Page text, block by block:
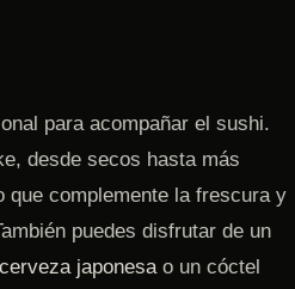
para acompañar el sushi.
desde secos hasta más
que complemente la frescura y
puedes disfrutar de un
cerveza japonesa o un cóctel